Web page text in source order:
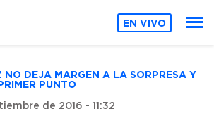
EN VIVO
NO DEJA MARGEN A LA SORPRESA Y
PUNTO
de 2016 - 11:32